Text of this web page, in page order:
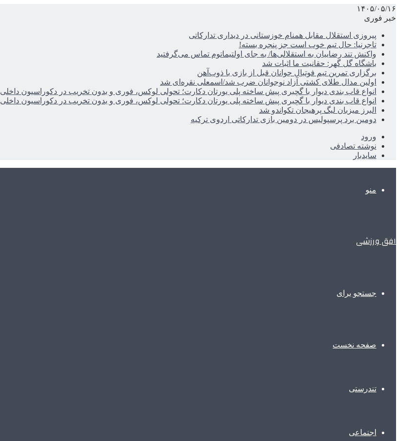
۱۴۰۵/۰۵/۱۶
خبر فوری
پیروزی استقلال مقابل همنام خوزستانی در دیداری تدارکاتی
تاجرنیا: حال تیم خوب است جز پنجره بسته!
واکنش تند رضاییان به استقلالی‌ها/ به جای اولتیماتوم تماس می‌گرفتید
باشگاه گل گهر: حقانیت ما اثبات شد
برگزاری تمرین تیم فوتبال جوانان قبل از بازی با ذوب‌آهن
اولین مدال طلای کشتی آزاد نوجوانان ضرب شد/اسمعلی نقره‌ای شد
انواع قاب بندی دیوار با گچبری پیش ساخته پلی یورتان دکارت؛ تحولی لوکس، فوری و بدون تخریب در دکوراسیون داخلی
انواع قاب بندی دیوار با گچبری پیش ساخته پلی یورتان دکارت؛ تحولی لوکس، فوری و بدون تخریب در دکوراسیون داخلی
البرز میزبان لیگ پرهیجان تکواندو شد
دومین برد پرسپولیس در دومین بازی تدارکاتی اردوی ترکیه
ورود
نوشته تصادفی
سایدبار
منو
افق ورزشی
جستجو برای
صفحه نخست
تندرستی
اجتماعی